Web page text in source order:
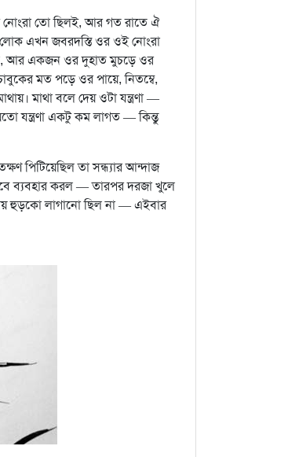
নোংরা তো ছিলই, আর গত রাতে ঐ
লোক এখন জবরদস্তি ওর ওই নোংরা
আর একজন ওর দুহাত মুচড়ে ওর
মত পড়ে ওর পায়ে, নিতম্বে,
মাথা বলে দেয় ওটা যন্ত্রণা —
যন্ত্রণা একটু কম লাগত — কিন্তু
পিটিয়েছিল তা সন্ধ্যার আন্দাজ
ব্যবহার করল — তারপর দরজা খুলে
হুড়কো লাগানো ছিল না — এইবার